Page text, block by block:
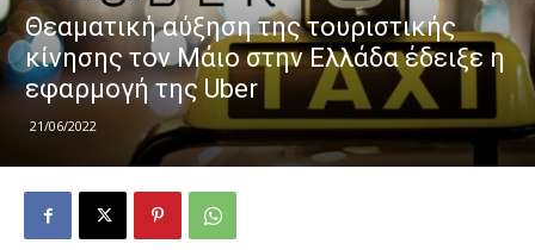
Θεαματική αύξηση της τουριστικής
κίνησης τον Μάιο στην Ελλάδα έδειξε η
εφαρμογή της Uber
21/06/2022